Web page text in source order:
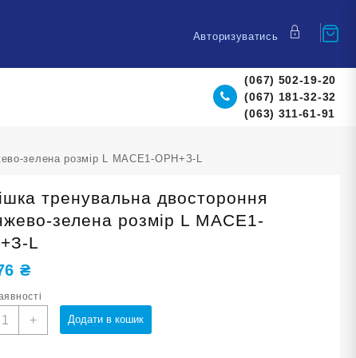
Авторизуватись
(067) 502-19-20
(067) 181-32-32
(063) 311-61-91
зелена розмір L MACE1-ОРН+З-L
тренувальна двостороння
зелена розмір L MACE1-
L
₴
+ Додати в кошик